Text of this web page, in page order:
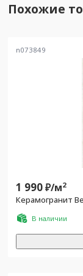
Похожие
n073849
1 990₽/м2
Керамогранит
В наличии